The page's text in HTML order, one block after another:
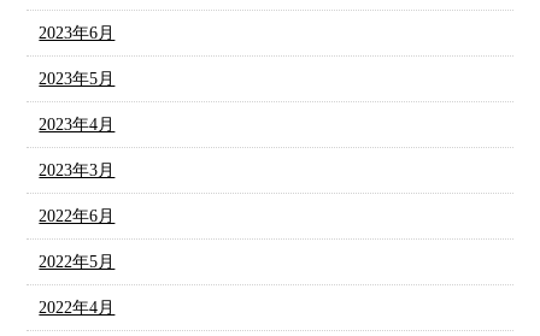
2023年6月
2023年5月
2023年4月
2023年3月
2022年6月
2022年5月
2022年4月